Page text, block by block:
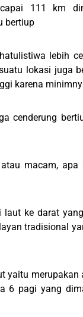
111 km
bertiup
lebih
lokasi juga
karena
cenderung
macam,
ke darat
tradisional
yaitu
6 pagi yang